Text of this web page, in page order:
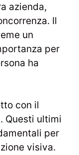
azienda,
Il
un
per
ha
con il
Questi ultimi
per
visiva.